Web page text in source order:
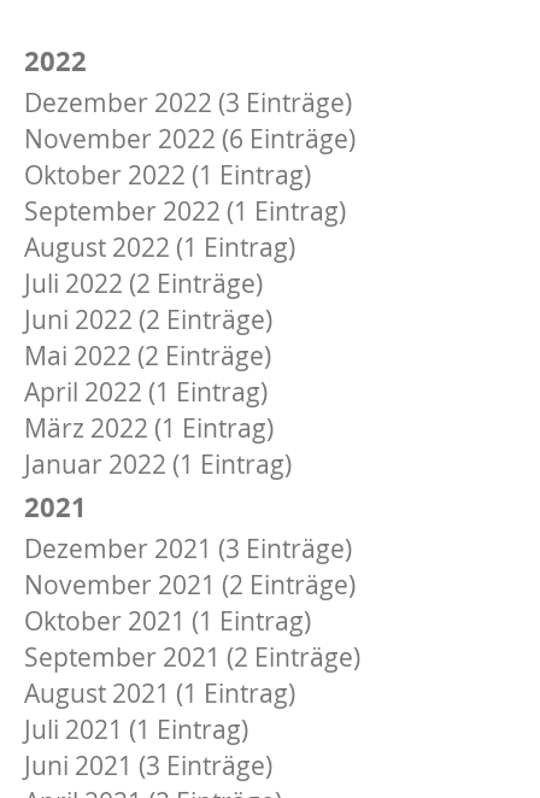
2022
Dezember 2022 (3 Einträge)
November 2022 (6 Einträge)
Oktober 2022 (1 Eintrag)
September 2022 (1 Eintrag)
August 2022 (1 Eintrag)
Juli 2022 (2 Einträge)
Juni 2022 (2 Einträge)
Mai 2022 (2 Einträge)
April 2022 (1 Eintrag)
März 2022 (1 Eintrag)
Januar 2022 (1 Eintrag)
2021
Dezember 2021 (3 Einträge)
November 2021 (2 Einträge)
Oktober 2021 (1 Eintrag)
September 2021 (2 Einträge)
August 2021 (1 Eintrag)
Juli 2021 (1 Eintrag)
Juni 2021 (3 Einträge)